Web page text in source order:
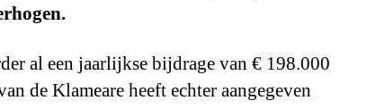
al een jaarlijkse bijdrage van € 198.000
de Klameare heeft echter aangegeven